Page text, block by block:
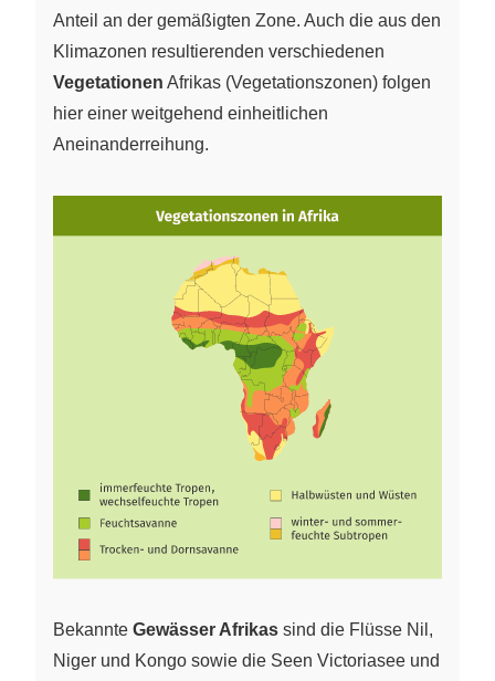
Anteil an der gemäßigten Zone. Auch die aus den
Klimazonen resultierenden verschiedenen
Vegetationen Afrikas (Vegetationszonen) folgen
hier einer weitgehend einheitlichen
Aneinanderreihung.
Bekannte Gewässer Afrikas sind die Flüsse Nil,
Niger und Kongo sowie die Seen Victoriasee und